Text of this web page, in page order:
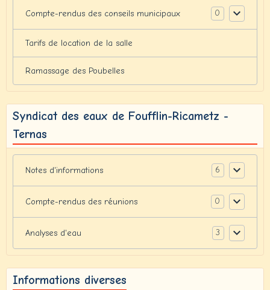
Compte-rendus des conseils municipaux 0
Tarifs de location de la salle
Ramassage des Poubelles
Syndicat des eaux de Foufflin-Ricametz -
Ternas
Notes d'informations 6
Compte-rendus des réunions 0
Analyses d'eau 3
Informations diverses